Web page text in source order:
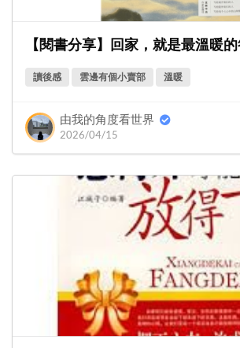
【閱書分享】回家，就是最溫暖
讀後感 雲邊有個小賣部 溫暖
由我的角度看世界
2026/04/15